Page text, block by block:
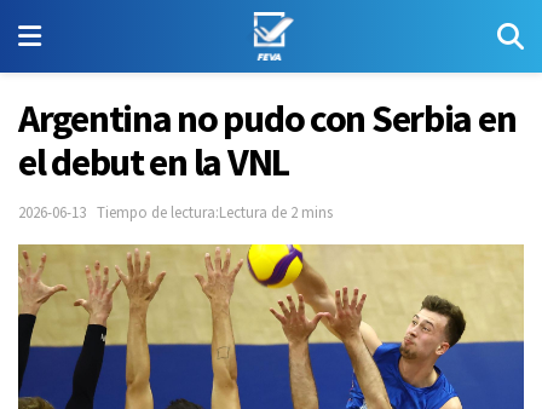
Argentina no pudo con Serbia en
el debut en la VNL
2026-06-13 Tiempo de lectura:Lectura de 2 mins